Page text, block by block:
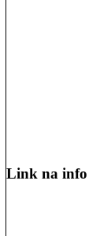
Link na info